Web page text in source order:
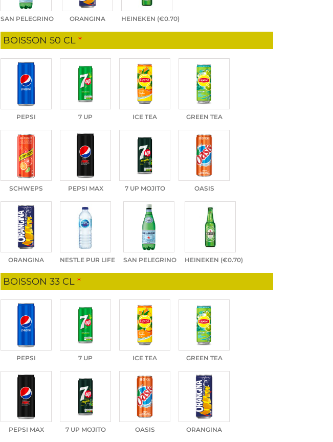
SAN PELEGRINO ORANGINA HEINEKEN (€0.70)
BOISSON 50 CL*
PEPSI 7 UP ICE TEA GREEN TEA
SCHWEPS PEPSI MAX 7 UP MOJITO OASIS
ORANGINA NESTLE PUR LIFE SAN PELEGRINO HEINEKEN (€0.70)
BOISSON 33 CL*
PEPSI 7 UP ICE TEA GREEN TEA
PEPSI MAX 7 UP MOJITO OASIS ORANGINA